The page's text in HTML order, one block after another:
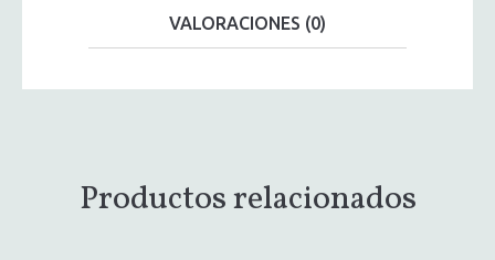
VALORACIONES (0)
Productos relacionados